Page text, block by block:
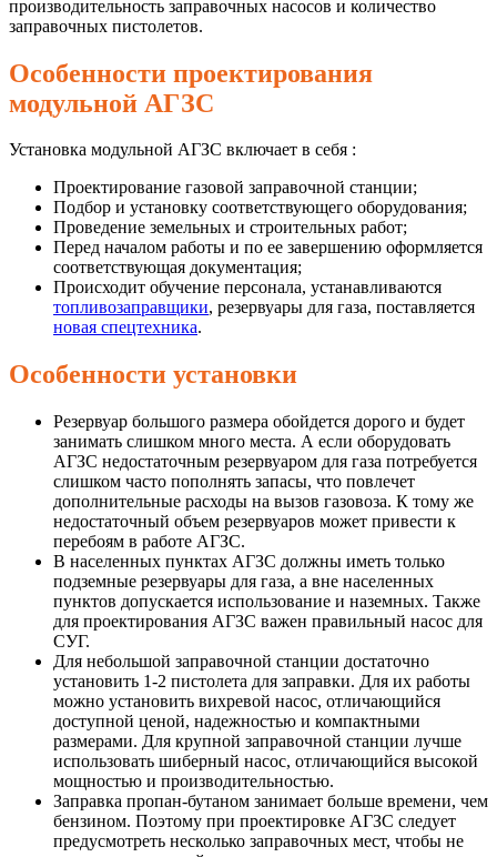
производительность заправочных насосов и количество
заправочных пистолетов.
Особенности проектирования
модульной АГЗС
Установка модульной АГЗС включает в себя :
Проектирование газовой заправочной станции;
Подбор и установку соответствующего оборудования;
Проведение земельных и строительных работ;
Перед началом работы и по ее завершению оформляется
соответствующая документация;
Происходит обучение персонала, устанавливаются
топливозаправщики, резервуары для газа, поставляется
новая спецтехника.
Особенности установки
Резервуар большого размера обойдется дорого и будет
занимать слишком много места. А если оборудовать
АГЗС недостаточным резервуаром для газа потребуется
слишком часто пополнять запасы, что повлечет
дополнительные расходы на вызов газовоза. К тому же
недостаточный объем резервуаров может привести к
перебоям в работе АГЗС.
В населенных пунктах АГЗС должны иметь только
подземные резервуары для газа, а вне населенных
пунктов допускается использование и наземных. Также
для проектирования АГЗС важен правильный насос для
СУГ.
Для небольшой заправочной станции достаточно
установить 1-2 пистолета для заправки. Для их работы
можно установить вихревой насос, отличающийся
доступной ценой, надежностью и компактными
размерами. Для крупной заправочной станции лучше
использовать шиберный насос, отличающийся высокой
мощностью и производительностью.
Заправка пропан-бутаном занимает больше времени, чем
бензином. Поэтому при проектировке АГЗС следует
предусмотреть несколько заправочных мест, чтобы не